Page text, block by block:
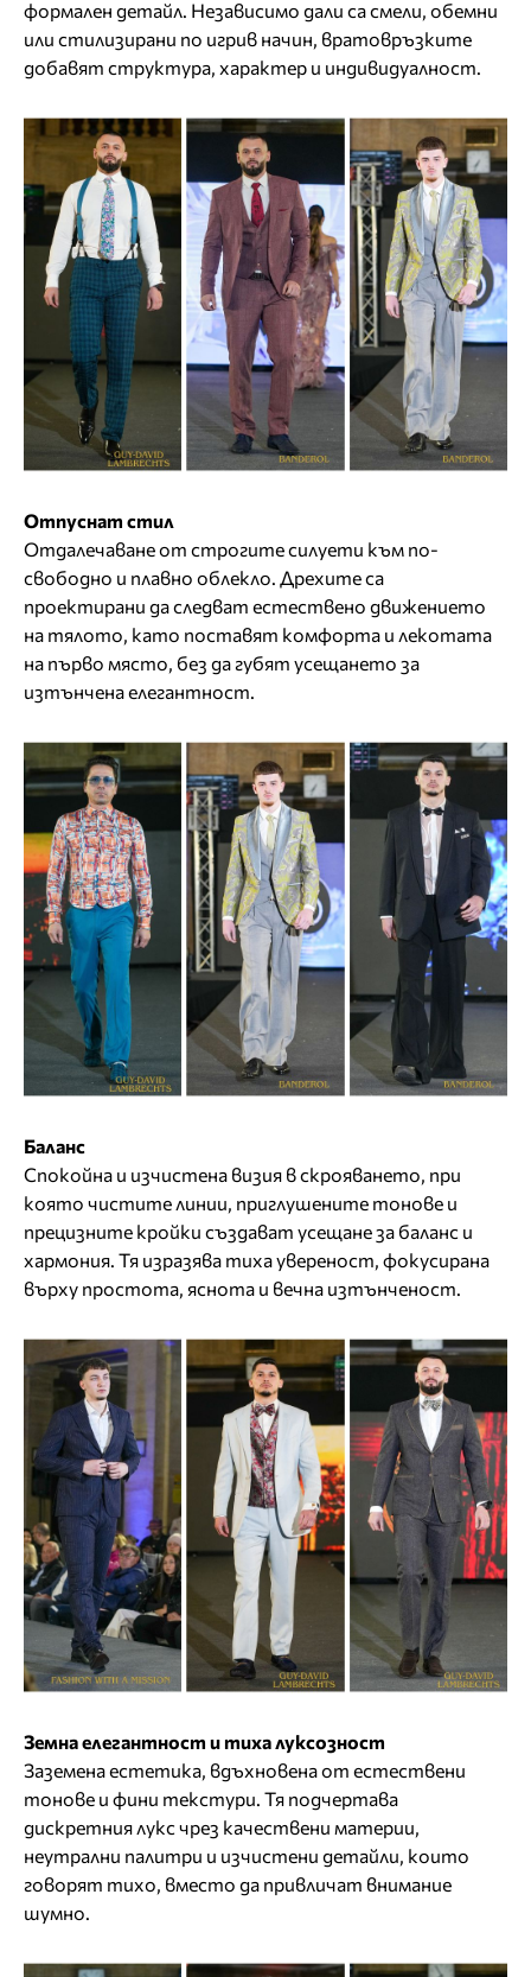
формален детайл. Независимо дали са смели, обемни
или стилизирани по игрив начин, вратовръзките
добавят структура, характер и индивидуалност.
Отпуснат стил
Отдалечаване от строгите силуети към по-
свободно и плавно облекло. Дрехите са
проектирани да следват естествено движението
на тялото, като поставят комфорта и лекотата
на първо място, без да губят усещането за
изтънчена елегантност.
Баланс
Спокойна и изчистена визия в скрояването, при
която чистите линии, приглушените тонове и
прецизните кройки създават усещане за баланс и
хармония. Тя изразява тиха увереност, фокусирана
върху простота, яснота и вечна изтънченост.
Земна елегантност и тиха луксозност
Заземена естетика, вдъхновена от естествени
тонове и фини текстури. Тя подчертава
дискретния лукс чрез качествени материи,
неутрални палитри и изчистени детайли, които
говорят тихо, вместо да привличат внимание
шумно.